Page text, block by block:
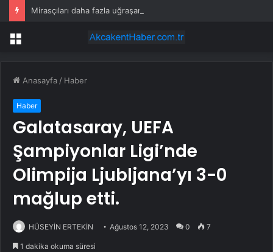
Menü
Anasayfa / Haber
Haber
Galatasaray, UEFA
Şampiyonlar Ligi’nde
Olimpija Ljubljana’yı 3-0
mağlup etti.
HÜSEYİN ERTEKİN Ağustos 12, 2023 0 7
1 dakika okuma süresi